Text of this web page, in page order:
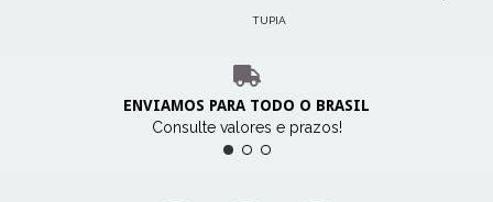
TUPIA
ENVIAMOS PARA TODO O BRASIL
Consulte valores e prazos!